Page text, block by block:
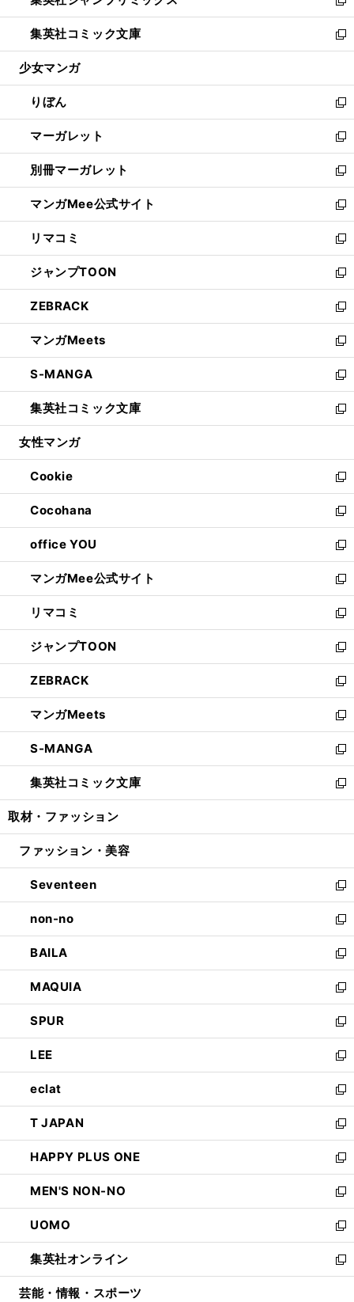
開
く
ウ
で
開
ン
ド
ウ
開
く
ウ
ィ
ン
ウ
で
開
く
新
し
い
ウ
ン
ド
ウ
で
開
く
集英社コミック文庫
新
し
ウ
ィ
ン
ド
ウ
で
開
く
少女マンガ
りぼん
新
し
い
ウ
ィ
ン
ド
ウ
で
開
く
マーガレット
新
し
い
ウ
ィ
ン
ド
ウ
で
開
く
別冊マーガレット
新
し
い
ウ
ィ
ン
ド
ウ
で
開
く
マンガMee公式サイト
新
し
い
ウ
ィ
ン
ド
ウ
で
開
く
リマコミ
新
し
い
ウ
ィ
ン
ド
ウ
で
開
く
ジャンプTOON
新
し
い
ウ
ィ
ン
ド
ウ
で
開
ZEBRACK
新
し
い
ウ
ィ
ン
ド
ウ
開
く
マンガMeets
新
し
い
ウ
ィ
ン
ウ
で
開
く
S-MANGA
新
し
い
ウ
ン
ド
ウ
で
開
く
集英社コミック文庫
新
し
ウ
ィ
ン
ド
ウ
で
開
く
女性マンガ
Cookie
新
し
い
ウ
ィ
ン
ド
ウ
で
開
く
Cocohana
新
し
い
ウ
ィ
ン
ド
ウ
で
開
く
office YOU
新
し
い
ウ
ィ
ン
ド
ウ
で
開
く
マンガMee公式サイト
新
し
い
ウ
ィ
ン
ド
ウ
で
開
く
リマコミ
新
し
い
ウ
ィ
ン
ド
ウ
で
開
く
ジャンプTOON
新
し
い
ウ
ィ
ン
ド
ウ
で
開
ZEBRACK
新
し
い
ウ
ィ
ン
ド
ウ
開
マンガMeets
新
し
い
ウ
ィ
ン
ウ
開
く
S-MANGA
新
し
い
ウ
ン
ウ
で
開
く
集英社コミック文庫
新
し
ウ
ン
ド
ウ
で
開
く
取材・ファッション
ファッション・美容
Seventeen
新
し
い
ウ
ィ
ン
ド
ウ
で
開
く
non-no
新
し
い
ウ
ィ
ン
ド
ウ
で
開
く
BAILA
新
し
い
ウ
ィ
ン
ド
ウ
で
開
く
MAQUIA
新
し
い
ウ
ィ
ン
ド
ウ
で
開
く
SPUR
新
し
い
ウ
ィ
ン
ド
ウ
で
開
く
LEE
新
し
い
ウ
ィ
ン
ド
ウ
で
開
く
eclat
新
し
い
ウ
ィ
ン
ド
ウ
で
開
く
T JAPAN
新
し
い
ウ
ィ
ン
ド
ウ
で
開
HAPPY PLUS ONE
新
し
い
ウ
ィ
ン
ド
ウ
MEN'S NON-NO
新
し
い
ウ
ィ
ン
UOMO
新
し
い
ウ
集英社オンライン
新
し
芸能・情報・スポーツ